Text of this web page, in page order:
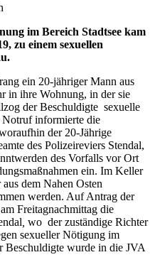
im Bereich Stadtsee kam
zu einem sexuellen
ein 20-jähriger Mann aus
in ihre Wohnung, in der sie
der Beschuldigte sexuelle
Notruf informierte die
der 20-Jährige
des Polizeireviers Stendal,
des Vorfalls vor Ort
ein. Im Keller
dem Nahen Osten
werden. Auf Antrag der
Freitagnachmittag die
wo der zuständige Richter
sexueller Nötigung im
Beschuldigte wurde in die JVA